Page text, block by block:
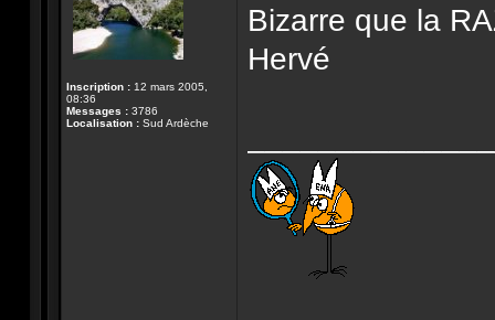
Inscription : 12 mars 2005,
08:36
Messages : 3786
Localisation : Sud Ardèche
Bizarre que la
Hervé